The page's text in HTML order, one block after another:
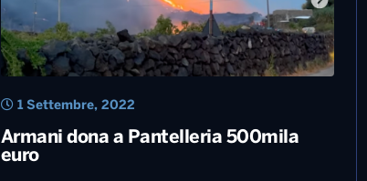
Armani dona a Pantelleria 500mila
euro
1 Settembre, 2022